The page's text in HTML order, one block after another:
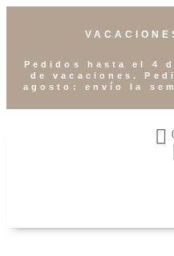
Pedidos hasta el 4
de vacaciones.
agosto: envío la